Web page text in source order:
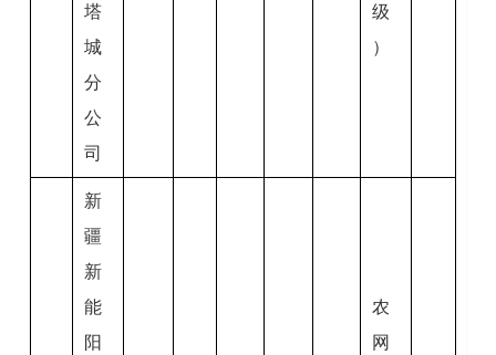
塔
城
分
公
司
级
）
新
疆
新
能
阳
农
网